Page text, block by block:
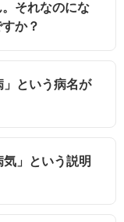
それなのにな
か？
という病名が
」という説明